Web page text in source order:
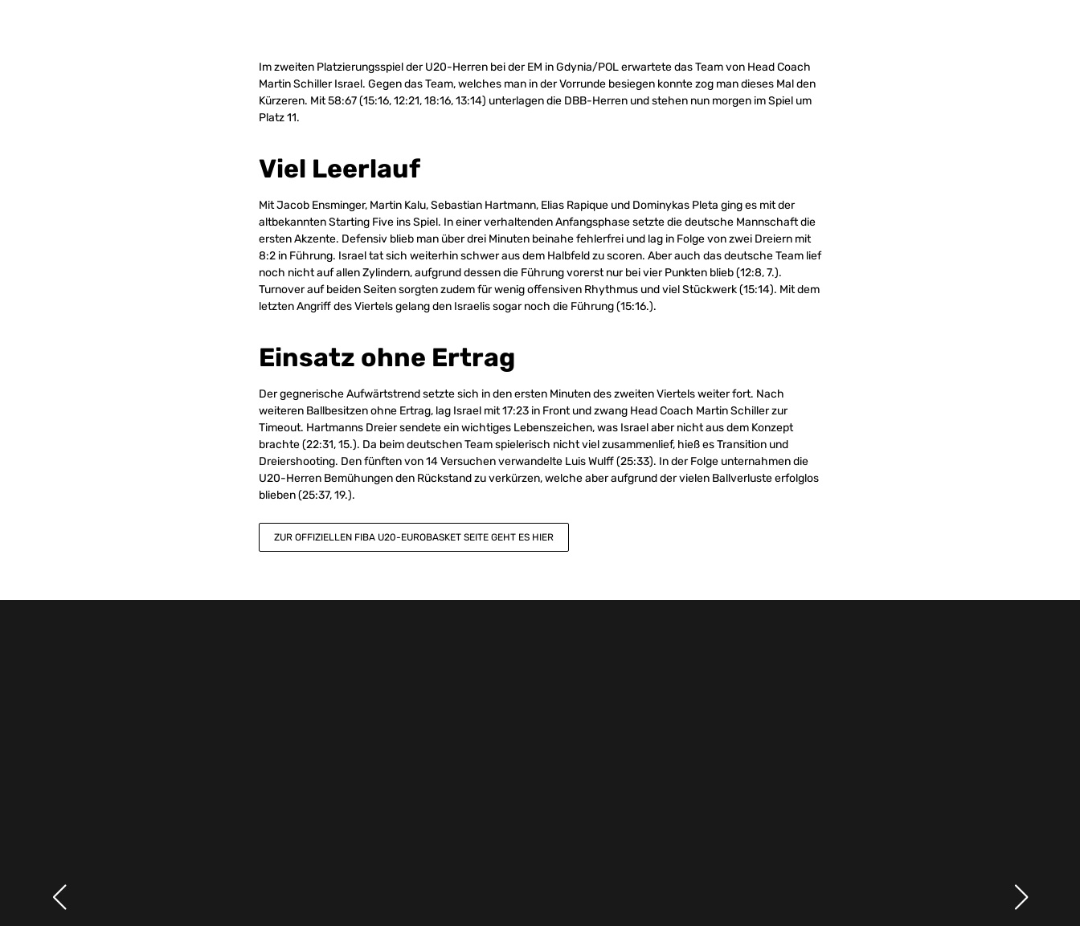
Im zweiten Platzierungsspiel der U20-Herren bei der EM in Gdynia/POL erwartete das Team von Head Coach
Martin Schiller Israel. Gegen das Team, welches man in der Vorrunde besiegen konnte zog man dieses Mal den
Kürzeren. Mit 58:67 (15:16, 12:21, 18:16, 13:14) unterlagen die DBB-Herren und stehen nun morgen im Spiel um
Platz 11.
Viel Leerlauf
Mit Jacob Ensminger, Martin Kalu, Sebastian Hartmann, Elias Rapique und Dominykas Pleta ging es mit der
altbekannten Starting Five ins Spiel. In einer verhaltenden Anfangsphase setzte die deutsche Mannschaft die
ersten Akzente. Defensiv blieb man über drei Minuten beinahe fehlerfrei und lag in Folge von zwei Dreiern mit
8:2 in Führung. Israel tat sich weiterhin schwer aus dem Halbfeld zu scoren. Aber auch das deutsche Team lief
noch nicht auf allen Zylindern, aufgrund dessen die Führung vorerst nur bei vier Punkten blieb (12:8, 7.).
Turnover auf beiden Seiten sorgten zudem für wenig offensiven Rhythmus und viel Stückwerk (15:14). Mit dem
letzten Angriff des Viertels gelang den Israelis sogar noch die Führung (15:16.).
Einsatz ohne Ertrag
Der gegnerische Aufwärtstrend setzte sich in den ersten Minuten des zweiten Viertels weiter fort. Nach
weiteren Ballbesitzen ohne Ertrag, lag Israel mit 17:23 in Front und zwang Head Coach Martin Schiller zur
Timeout. Hartmanns Dreier sendete ein wichtiges Lebenszeichen, was Israel aber nicht aus dem Konzept
brachte (22:31, 15.). Da beim deutschen Team spielerisch nicht viel zusammenlief, hieß es Transition und
Dreiershooting. Den fünften von 14 Versuchen verwandelte Luis Wulff (25:33). In der Folge unternahmen die
U20-Herren Bemühungen den Rückstand zu verkürzen, welche aber aufgrund der vielen Ballverluste erfolglos
blieben (25:37, 19.).
ZUR OFFIZIELLEN FIBA U20-EUROBASKET SEITE GEHT ES HIER